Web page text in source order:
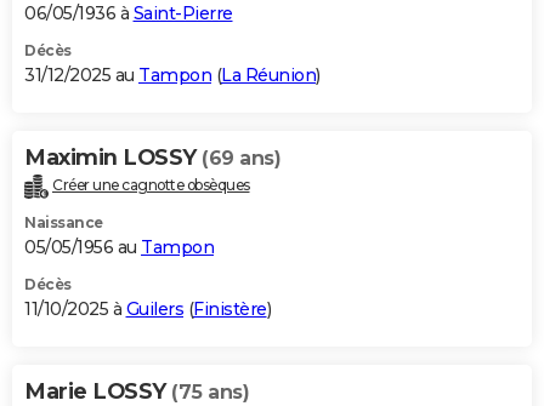
06/05/1936 à Saint-Pierre
Décès
31/12/2025 au Tampon (La Réunion)
Maximin LOSSY (69 ans)
Créer une cagnotte obsèques
Naissance
05/05/1956 au Tampon
Décès
11/10/2025 à Guilers (Finistère)
Marie LOSSY (75 ans)